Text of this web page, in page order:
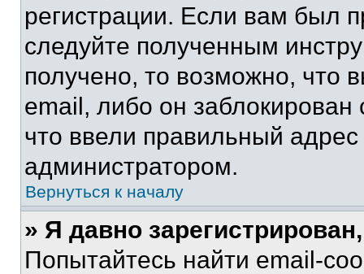
регистрации. Если вам был
следуйте полученным
получено, то возможно, что
email, либо он
что ввели правильный адрес
администратором.
Вернуться к началу
» Я давно
Попытайтесь найти email-